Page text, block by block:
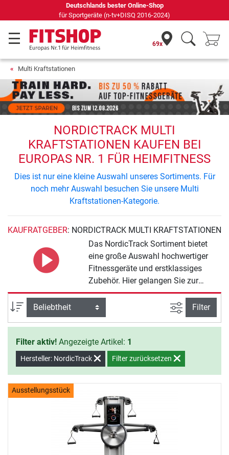
Deutschlands bester Online-Shop
für Sportgeräte (n-tv+DISQ 2016-2024)
69x
Multi Kraftstationen
NORDICTRACK MULTI
KRAFTSTATIONEN KAUFEN BEI
EUROPAS NR. 1 FÜR HEIMFITNESS
Dies ist nur eine kleine Auswahl unseres Sortiments. Für
noch mehr Auswahl besuchen Sie unsere Multi
Kraftstationen-Kategorie.
KAUFRATGEBER: NORDICTRACK MULTI KRAFTSTATIONEN
Das NordicTrack Sortiment bietet
eine große Auswahl hochwertiger
Fitnessgeräte und erstklassiges
Zubehör. Hier gelangen Sie zur
Übersicht über das gesamte
NordicTrack Multi Kraftstationen
Sortiment:
Sortierung Ansicht
Filter
Filter aktiv! Angezeigte Artikel: 1
Hersteller: NordicTrack Filter zurücksetzen
Ausstellungsstück